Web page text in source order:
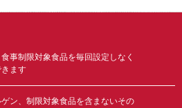
事制限対象食品を毎回設定しなく
ます
ン、制限対象食品を含まないその